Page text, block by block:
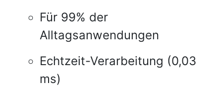
Für 99% der
Alltagsanwendungen
Echtzeit-Verarbeitung (0,03
ms)